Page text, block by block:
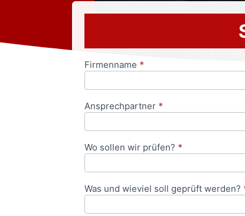
Anfrageformular
Firmenname *
Ansprechpartner *
Wo sollen wir prüfen? *
Was und wieviel soll geprüft werden?